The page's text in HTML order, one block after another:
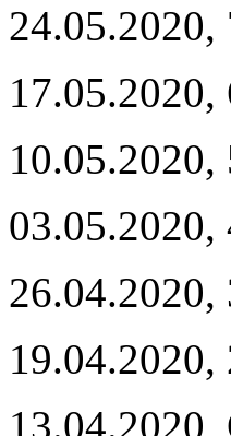
24.05.2020,
03.05.2020,
26.04.2020,
13.04.2020,